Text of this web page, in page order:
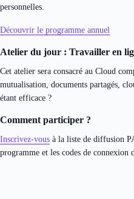
personnelles.
Découvrir le programme annuel
Atelier du jour : Travailler en
Cet atelier sera consacré au Cloud
mutualisation, documents partagés,
étant efficace ?
Comment participer ?
Inscrivez-vous à la liste de diffusion
programme et les codes de connexion